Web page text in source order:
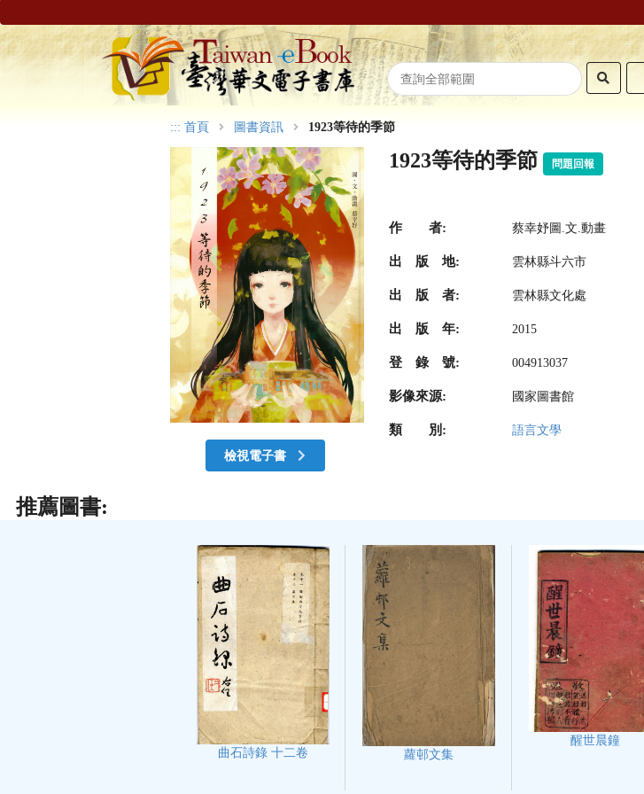
::: 首頁 圖書資訊 1923等待的季節
檢視電子書
1923等待的季節 問題回報
作 者: 蔡幸妤圖.文.動畫
出 版 地: 雲林縣斗六市
出 版 者: 雲林縣文化處
出 版 年: 2015
登 錄 號: 004913037
影像來源: 國家圖書館
類 別: 語言文學
推薦圖書:
曲石詩錄 十二卷 蘿邨文集
醒世晨鐘